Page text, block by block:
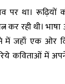
पर था। रूढ़ियों
रही थी।
जहाँ एक ओर
कविताओं में